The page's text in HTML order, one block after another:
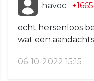
havoc +1665
echt hersenloos
wat een
06-10-2022 15:15